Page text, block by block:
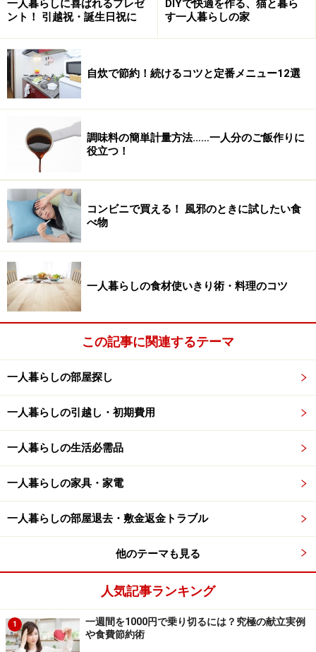
ウォッシュレットのノズルはとても汚れやすい箇所で
す。目詰まりを起こすと、水の量が減ったり、故障につ
ながることもあります。
トイレ掃除は、どれくらいの頻度ですれば
いい？
一人暮らしだとトイレを使う頻度も少ないけれど、毎日掃除
しなきゃダメ？
仕事や学校などで日中部屋にいることの少ない一人暮ら
しなら、トイレを使うのは1日わずか数回ということ
も。「ほとんど使っていないんだから、汚れないでし
ょ」と思うかもしれませんが、便器内は水が溜まってい
るため、使っていなくても水垢汚れやカビ汚れが発生す
る可能性があります。最低でも1週間に1度はトイレ全体
を掃除しておきましょう。
ただ、1週間に1度時間をかけて掃除をするよりも、
1日1
拭いておくと、短時間で済み、負担がないと感じる人も
いるかもしれません。例えば、便座の中を使い捨てのシ
す。月曜日は便器内、火曜日は便座の裏とその下、水曜
日は床と壁…というように、1日1箇所サッと拭くだけ
で、汚れも溜まらず、常にキレイなトイレが保てます。
まとめてやるか、こまめにやるかは、性格やライフスタ
イルにもよります。自分に合ったトイレ掃除の頻度を見
つけましょう。
一人暮らしに喜ばれるプレゼ
ント！ 引越祝・誕生日祝に
DIYで快適を作る、猫と暮ら
す一人暮らしの家
自炊で節約！続けるコツと定番メニュー12選
調味料の簡単計量方法……一人分のご飯作りに
役立つ！
コンビニで買える！ 風邪のときに試したい食
べ物
一人暮らしの食材使いきり術・料理のコツ
この記事に関連するテーマ
一人暮らしの部屋探し
一人暮らしの引越し・初期費用
一人暮らしの生活必需品
一人暮らしの家具・家電
一人暮らしの部屋退去・敷金返金トラブル
他のテーマも見る
人気記事ランキング
1
一週間を1000円で乗り切るには？究極の献立実例
や食費節約術